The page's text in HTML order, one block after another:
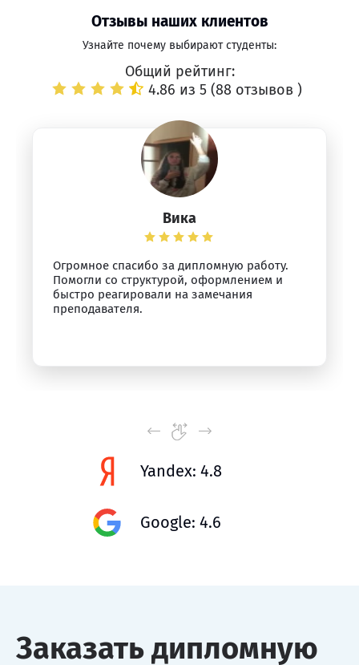
Отзывы наших клиентов
Узнайте почему выбирают студенты:
Общий рейтинг:
4.86 из 5 (88 отзывов )
Вика
Огромное спасибо за дипломную работу.
Помогли со структурой, оформлением и
быстро реагировали на замечания
преподавателя.
Yandex: 4.8
Google: 4.6
Заказать дипломную